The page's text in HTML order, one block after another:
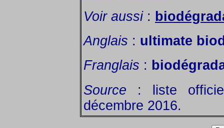
Voir aussi:
Anglais : ultimate
Franglais :
Source : liste
décembre 2016.